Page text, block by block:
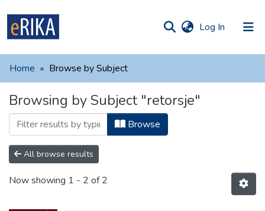
Log In (current)
UAFM
For authors
Help
Contact
Home Browse by Subject
Browsing by Subject "retorsje"
Browse
All browse results
Now showing 1 - 2 of 2